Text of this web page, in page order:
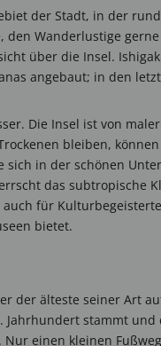
der Stadt, in der
den Wanderlustige
über die Insel.
angebaut; in den
Die Insel ist von
bleiben,
sich in der schönen
das subtropische
für
bietet.
der älteste seiner Art
stammt
einen kleinen